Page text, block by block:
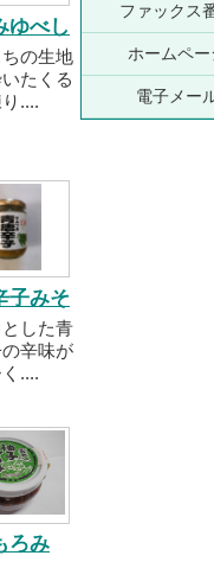
ゆべし
ちの生地
たくる
....
子みそ
した青
辛味が
....
ろみ
ファックス
ホームペー
電子メー